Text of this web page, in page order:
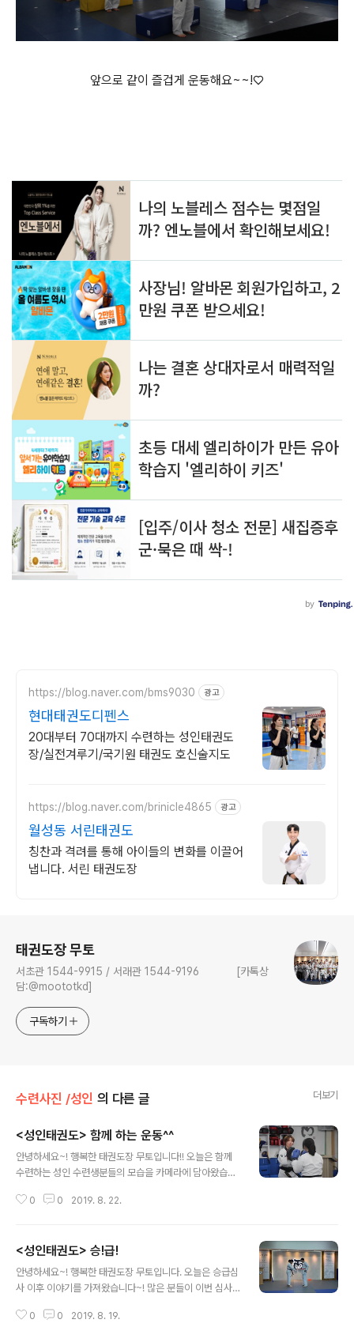
앞으로 같이 즐겁게 운동해요~~!♡
https://blog.naver.com/bms9030 광고
현대태권도디펜스
20대부터 70대까지 수련하는 성인태권도
장/실전겨루기/국기원 태권도 호신술지도
https://blog.naver.com/brinicle4865 광고
월성동 서린태권도
칭찬과 격려를 통해 아이들의 변화를 이끌어
냅니다. 서린 태권도장
태권도장 무토
서초관 1544-9915 / 서래관 1544-9196 [카톡상
담:@moototkd]
구독하기
수련사진 /성인 의 다른 글 더보기
<성인태권도> 함께 하는 운동^^
안녕하세요~! 행복한 태권도장 무토입니다!! 오늘은 함께
수련하는 성인 수련생분들의 모습을 카메라에 담아왔습니
수련생분들입니다!
0 0 2019. 8. 22.
<성인태권도> 승!급!
안녕하세요~! 행복한 태권도장 무토입니다. 오늘은 승급심
사 이후 이야기를 가져왔습니다~! 많은 분들이 이번 심사
0 0 2019. 8. 19.